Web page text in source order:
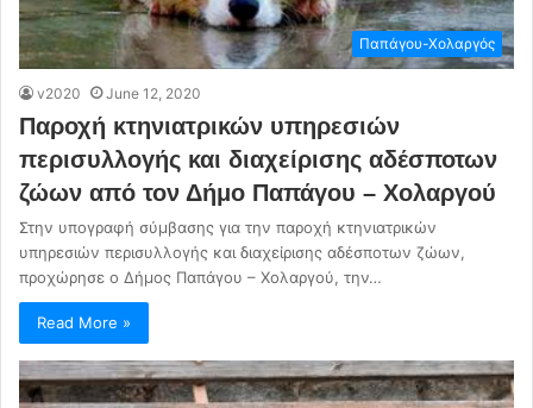
Παπάγου-Χολαργός
v2020 June 12, 2020
Παροχή κτηνιατρικών υπηρεσιών
περισυλλογής και διαχείρισης αδέσποτων
ζώων από τον Δήμο Παπάγου – Χολαργού
Στην υπογραφή σύμβασης για την παροχή κτηνιατρικών
υπηρεσιών περισυλλογής και διαχείρισης αδέσποτων ζώων,
προχώρησε ο Δήμος Παπάγου – Χολαργού, την…
Read More »